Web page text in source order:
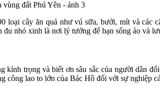
loại cây ăn quả như vú sữa, bưởi, mít và
nhỏ xinh là nơi lý tưởng để bạn sống ảo và
kính trọng và biết ơn sâu sắc của người dân
lao to lớn của Bác Hồ đối với sự nghiệp